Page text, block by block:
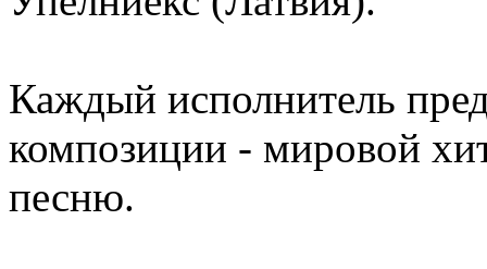
Каждый исполнитель
композиции - мировой
песню.